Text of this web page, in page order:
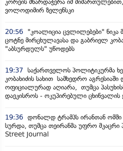
კორეის მხარდაჭერა იმ
ვოლოდიმირ ზელენსკი
20:56
"კოალიცია ცვლილებები" ნიკა
ცოტნე მირცხულავასა და გაბრიელ
"აბსურდულს" უწოდებს
19:37 საქართველოს პოლიტიკურმა
კობახიძის სახით სამხედრო აგრესიაში
ოფიციალურად აღიარა, თუმცა
დაეკისროს - ოკუპირებული ცხინვალის
19:36 დონალდ ტრამპს ირანთან ომში
სურდა, თუმცა თეირანმა უფრო მკაცრი
Street Journal